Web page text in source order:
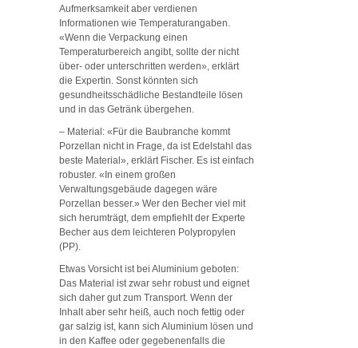
Aufmerksamkeit aber verdienen
Informationen wie Temperaturangaben.
«Wenn die Verpackung einen
Temperaturbereich angibt, sollte der nicht
über- oder unterschritten werden», erklärt
die Expertin. Sonst könnten sich
gesundheitsschädliche Bestandteile lösen
und in das Getränk übergehen.
– Material: «Für die Baubranche kommt
Porzellan nicht in Frage, da ist Edelstahl das
beste Material», erklärt Fischer. Es ist einfach
robuster. «In einem großen
Verwaltungsgebäude dagegen wäre
Porzellan besser.» Wer den Becher viel mit
sich herumträgt, dem empfiehlt der Experte
Becher aus dem leichteren Polypropylen
(PP).
Etwas Vorsicht ist bei Aluminium geboten:
Das Material ist zwar sehr robust und eignet
sich daher gut zum Transport. Wenn der
Inhalt aber sehr heiß, auch noch fettig oder
gar salzig ist, kann sich Aluminium lösen und
in den Kaffee oder gegebenenfalls die